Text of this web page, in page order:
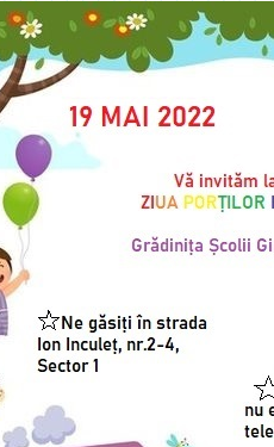
CLASE
INTERESE
VENITURI ◎ 2025
◎ 2024
◎ 2020